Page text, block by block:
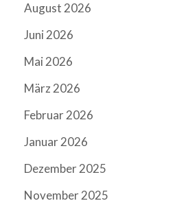
August 2026
Juni 2026
Mai 2026
März 2026
Februar 2026
Januar 2026
Dezember 2025
November 2025